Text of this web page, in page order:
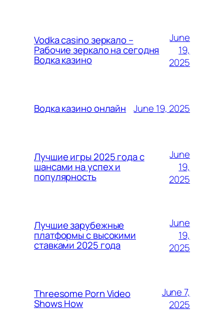
Vodka casino зеркало –
Рабочие зеркало на сегодня
Водка казино
June
19,
2025
Водка казино онлайн June 19, 2025
Лучшие игры 2025 года с
шансами на успех и
популярность
June
19,
2025
Лучшие зарубежные
платформы с высокими
ставками 2025 года
June
19,
2025
Threesome Porn Video
Shows How
June 7,
2025